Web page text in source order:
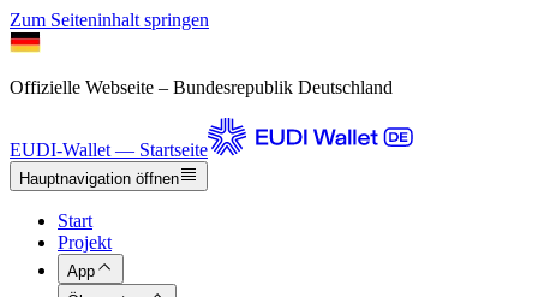
Zum Seiteninhalt springen
Offizielle Webseite – Bundesrepublik Deutschland
EUDI-Wallet — Startseite
Hauptnavigation öffnen
Start
Projekt
App